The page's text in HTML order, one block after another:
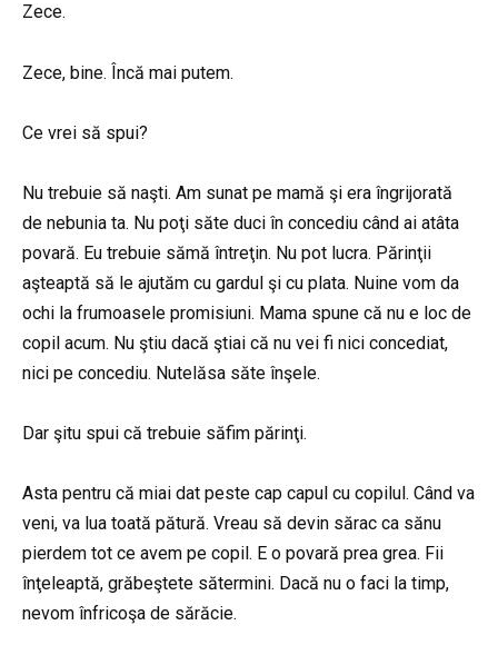
Zece.
Zece, bine. Încă mai putem.
Ce vrei să spui?
Nu trebuie să naşti. Am sunat pe mamă şi era îngrijorată
de nebunia ta. Nu poţi săte duci în concediu când ai atâta
povară. Eu trebuie sămă întreţin. Nu pot lucra. Părinţii
aşteaptă să le ajutăm cu gardul şi cu plata. Nuine vom da
ochi la frumoasele promisiuni. Mama spune că nu e loc de
copil acum. Nu ştiu dacă ştiai că nu vei fi nici concediat,
nici pe concediu. Nutelăsa săte înşele.
Dar şitu spui că trebuie săfim părinţi.
Asta pentru că miai dat peste cap capul cu copilul. Când va
veni, va lua toată pătură. Vreau să devin sărac ca sănu
pierdem tot ce avem pe copil. E o povară prea grea. Fii
înţeleaptă, grăbeştete sătermini. Dacă nu o faci la timp,
nevom înfricoşa de sărăcie.